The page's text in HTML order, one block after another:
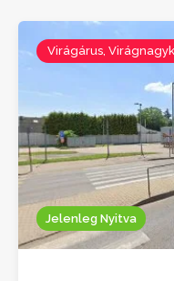
Jelenleg Nyitva
Virágárus,